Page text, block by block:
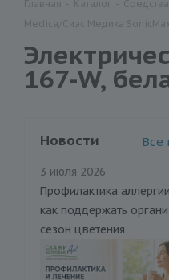
167-W,
Новости Все
3 июля 2026
Профилактика
как поддержать
сезон цветения